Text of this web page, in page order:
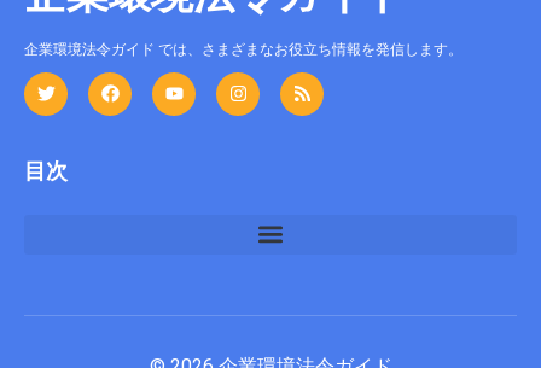
企業環境法令ガイド では、さまざまなお役立ち情報を発信します。
目次